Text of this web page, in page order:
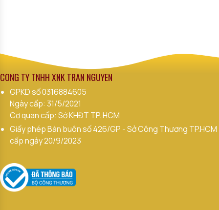
CÔNG TY TNHH XNK TRẦN NGUYÊN
GPKD số0316884605
Ngày cấp: 31/5/2021
Cơ quan cấp: Sở KHĐT TP. HCM
Giấy phép Bán buôn số 426/GP - Sở Công Thương TP.HCM
cấp ngày 20/9/2023